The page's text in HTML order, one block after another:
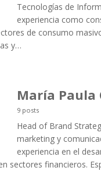
Tecnologías de
experiencia como
de consumo
y…
María Paula
9 posts
Head of Brand
marketing y
experiencia en el
sectores financieros.